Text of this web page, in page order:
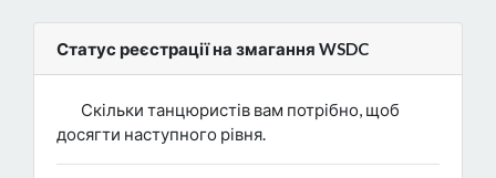
Статус реєстрації на змагання WSDC
Скільки танцюристів вам потрібно, щоб
досягти наступного рівня.